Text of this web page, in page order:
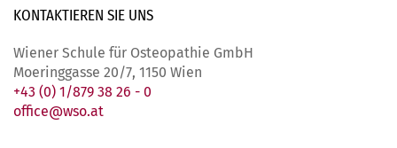
KONTAKTIEREN SIE UNS
Wiener Schule für Osteopathie GmbH
Moeringgasse 20/7, 1150 Wien
+43 (0) 1/879 38 26 - 0
office@wso.at